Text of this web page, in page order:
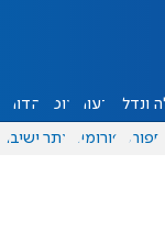
ונדל"ן דעות אוכל יהדות
ספורט פורומים אתר ישיבה